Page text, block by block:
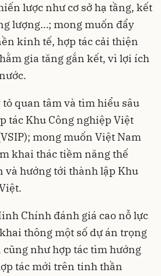
lược như cơ sở hạ tầng, kết
lượng…; mong muốn đẩy
kinh tế, hợp tác cải thiện
gia tăng gắn kết, vì lợi ích
tỏ quan tâm và tìm hiểu sâu
tác Khu Công nghiệp Việt
mong muốn Việt Nam
khai thác tiềm năng thế
và hướng tới thành lập Khu
Chính đánh giá cao nỗ lực
thông một số dự án trọng
như hợp tác tìm hướng
tác mới trên tinh thần